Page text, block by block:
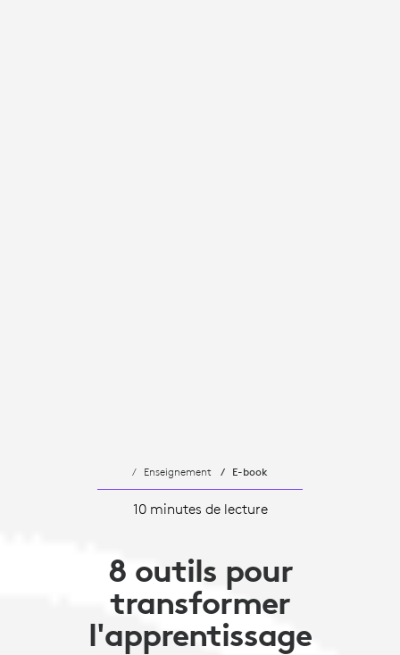
Enseignement E-book
10 minutes de lecture
8 outils pour
transformer
l'apprentissage